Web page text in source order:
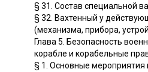
§ 31. Состав специальной
§ 32. Вахтенный у
(механизма, прибора,
Глава 5. Безопасность
корабле и корабельные
§ 1. Основные мероприятия